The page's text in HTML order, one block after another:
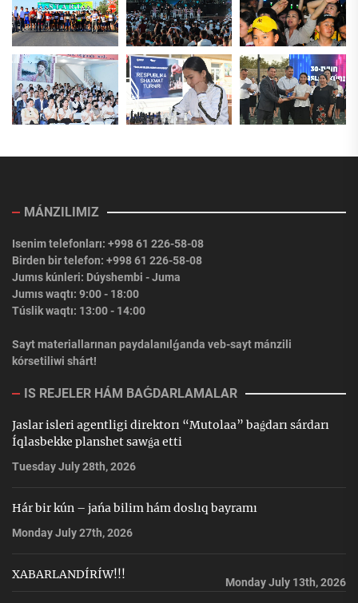
MÁNZILIMIZ
Isenim telefonları: +998 61 226-58-08
Birden bir telefon: +998 61 226-58-08
Jumıs kúnleri: Dúyshembi - Juma
Jumıs waqtı: 9:00 - 18:00
Túslik waqtı: 13:00 - 14:00
Sayt materiallarınan paydalanılǵanda veb-sayt mánzili
kórsetiliwi shárt!
IS REJELER HÁM BAǴDARLAMALAR
Jaslar isleri agentligi direktorı “Mutolaa” baǵdarı sárdarı
Íqlasbekke planshet sawǵa etti
Tuesday July 28th, 2026
Hár bir kún – jańa bilim hám doslıq bayramı
Monday July 27th, 2026
XABARLANDÍRÍW!!!
Monday July 13th, 2026